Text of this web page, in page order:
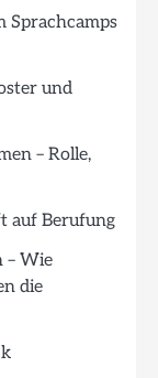
Sprachcamps
und
– Rolle,
auf Berufung
– Wie
die